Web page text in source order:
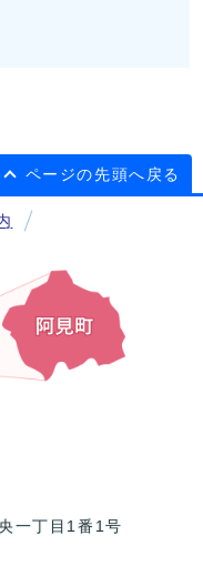
ページの先頭へ戻る
一丁目1番1号